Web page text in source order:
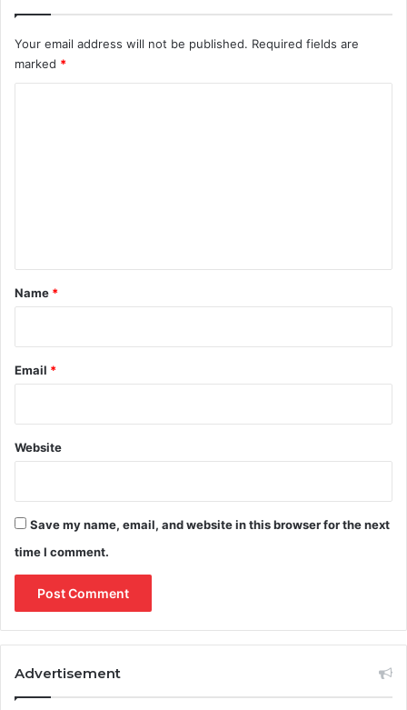
Your email address will not be published. Required fields are
marked *
*
Name *
Email *
Website
Save my name, email, and website in this browser for the next
time I comment.
Advertisement